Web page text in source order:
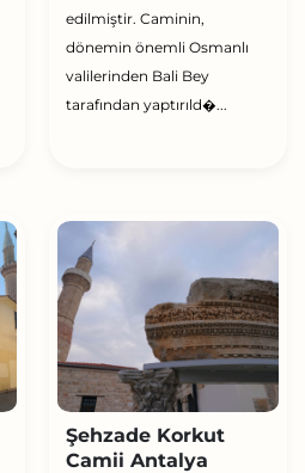
edilmiştir. Caminin,
dönemin önemli Osmanlı
valilerinden Bali Bey
tarafından yaptırıld�...
Şehzade Korkut
Camii Antalya